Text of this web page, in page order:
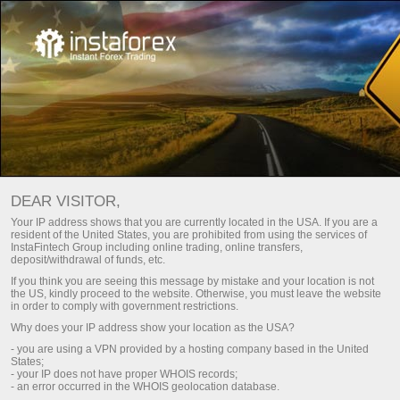
প্রধান About us Awards
ইন্সটাফরেক্সের স্বীকৃতি দেয়াল
ইন্সটাফরেক্স অন্যতম শীর্ষস্থানীয় আন্তর্জাতিক ফরেক্স ব্র্যান্ড। ইন্সটাফরেক্স ব্র্যান্ডের
কোম্পানিগুলোর সকল প্রধান বিভাগে দৃঢ় প্রতিযোগিতামূলক অবস্থান রয়েছে। গ্রুপ
অফ কোম্পানিটি এর নিখুঁত মান, সুরক্ষা, উদ্ভাবনী পদ্ধতি এবং সেবা ও অফারগুলোর
নির্বাচনের জন্য ব্যবসায় পত্রিকা এবং বিশেষায়িত এক্সপোশন প্রকল্পগুলো থেকে
একাধিক মর্যাদাপূর্ণ পুরষ্কার পেয়েছে।
একটি ব্যক্তিগত অ্যাকাউন্ট নিবন্ধন করুন
ট্রেডিং অ্যাকাউন্ট খুলুন
DEAR VISITOR,
Your IP address shows that you are currently located in the USA. If you are a
resident of the United States, you are prohibited from using the services of
InstaFintech Group including online trading, online transfers,
deposit/withdrawal of funds, etc.
If you think you are seeing this message by mistake and your location is not
the US, kindly proceed to the website. Otherwise, you must leave the website
in order to comply with government restrictions.
Why does your IP address show your location as the USA?
- you are using a VPN provided by a hosting company based in the United
States;
- your IP does not have proper WHOIS records;
- an error occurred in the WHOIS geolocation database.